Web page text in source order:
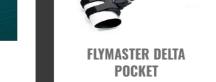
FLYMASTER DELTA
POCKET